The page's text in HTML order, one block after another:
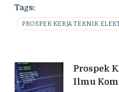
Tags:
PROSPEK KERJA TEKNIK
Post
Prospek
Ilmu